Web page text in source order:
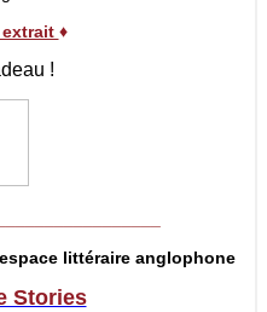
♦
!
littéraire anglophone
Stories